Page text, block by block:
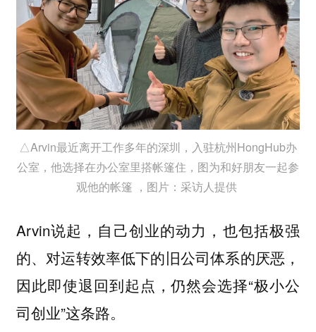
△Arvin最近离开工作多年的深圳，入驻杭州HongHub办
公室，他选择在办公室里搭帐篷住，图为和好朋友一起参
观他的帐篷 ，图片：采访人提供
Arvin说起，自己创业的动力，也包括极强
的、对运转效率低下的旧公司体系的厌恶，
因此即使退回到起点，仍然会选择“极小公
司创业”这条路。